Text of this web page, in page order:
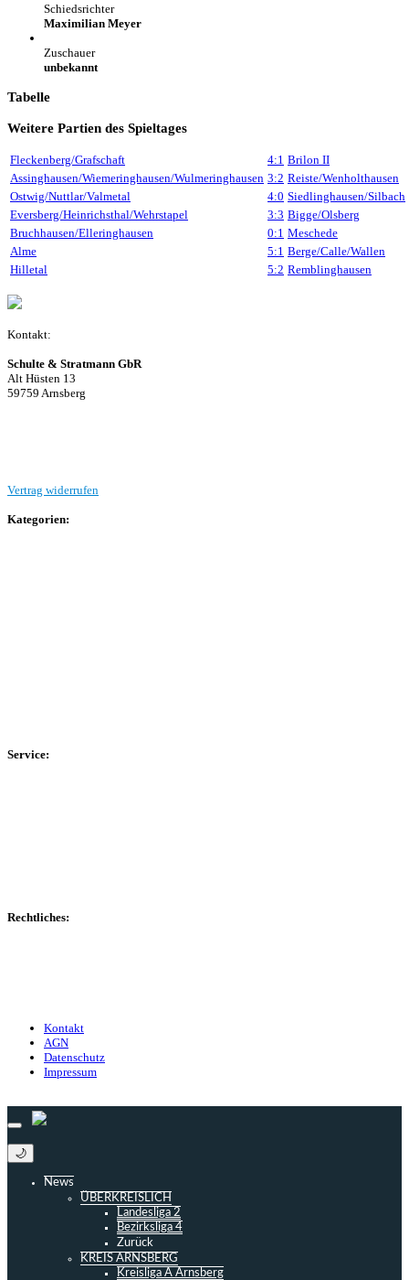
Schiedsrichter
Maximilian Meyer
Zuschauer
unbekannt
Tabelle
Weitere Partien des Spieltages
Fleckenberg/Grafschaft 4:1 Brilon II
Assinghausen/Wiemeringhausen/Wulmeringhausen 3:2 Reiste/Wenholthausen
Ostwig/Nuttlar/Valmetal
4:0 Siedlinghausen/Silbach
Eversberg/Heinrichsthal/Wehrstapel
3:3 Bigge/Olsberg
Bruchhausen/Elleringhausen
0:1 Meschede
Alme
5:1 Berge/Calle/Wallen
Hilletal
5:2 Remblinghausen
Kontakt:
Schulte & Stratmann GbR
Alt Hüsten 13
59759 Arnsberg
Vertrag widerrufen
Kategorien:
Service:
Rechtliches:
Kontakt
AGN
Datenschutz
Impressum
🌙
News
ÜBERKREISLICH
Landesliga 2
Bezirksliga 4
Zurück
KREIS ARNSBERG
Kreisliga A Arnsberg